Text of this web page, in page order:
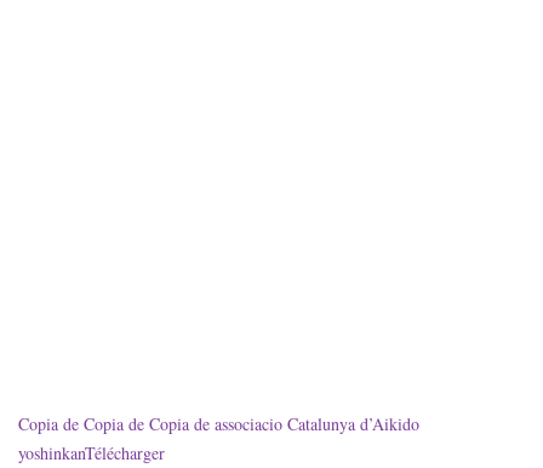
Copia de Copia de Copia de associacio Catalunya d’Aikido
yoshinkanTélécharger